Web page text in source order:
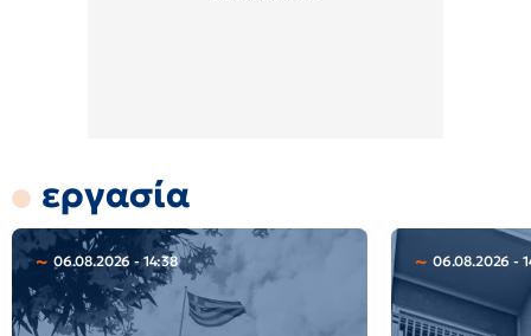
εργασία
06.08.2026 - 14:38 06.08.2026 -